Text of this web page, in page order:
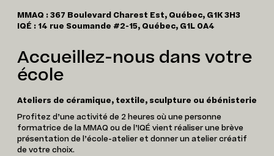
MMAQ : 367 Boulevard Charest Est, Québec, G1K 3H3
IQÉ : 14 rue Soumande #2-15, Québec, G1L 0A4
Accueillez-nous dans votre
école
Ateliers de céramique, textile, sculpture ou ébénisterie
Profitez d’une activité de 2 heures où une personne
formatrice de la MMAQ ou de l’IQÉ vient réaliser une brève
présentation de l’école-atelier et donner un atelier créatif
de votre choix.